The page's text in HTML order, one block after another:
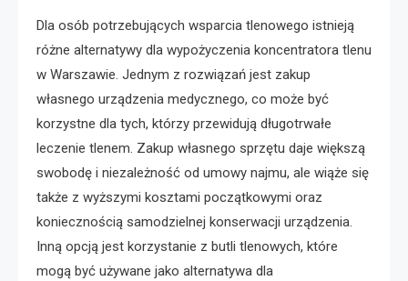
Dla osób potrzebujących wsparcia tlenowego istnieją
różne alternatywy dla wypożyczenia koncentratora tlenu
w Warszawie. Jednym z rozwiązań jest zakup
własnego urządzenia medycznego, co może być
korzystne dla tych, którzy przewidują długotrwałe
leczenie tlenem. Zakup własnego sprzętu daje większą
swobodę i niezależność od umowy najmu, ale wiąże się
także z wyższymi kosztami początkowymi oraz
koniecznością samodzielnej konserwacji urządzenia.
Inną opcją jest korzystanie z butli tlenowych, które
mogą być używane jako alternatywa dla